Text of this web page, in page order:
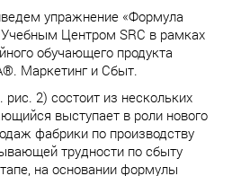
упражнение «Формула
Учебным Центром SRC в рамках
обучающего продукта
®. Маркетинг и Сбыт.
2) состоит из нескольких
выступает в роли нового
фабрики по производству
трудности по сбыту
на основании формулы